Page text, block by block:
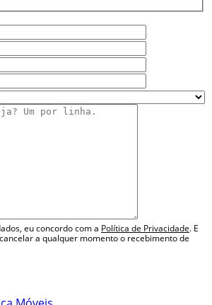
eu concordo com a Política de Privacidade. E
a qualquer momento o recebimento de